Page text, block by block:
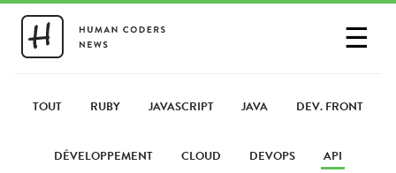
☰
PARTAGER UN LIEN
TOUT RUBY JAVASCRIPT JAVA DEV. FRONT
DÉVELOPPEMENT CLOUD DEVOPS API